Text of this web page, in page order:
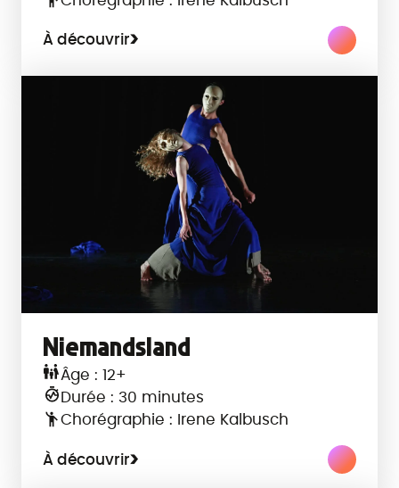
À découvrir
Niemandsland
Âge : 12+
Durée : 30 minutes
Chorégraphie : Irene Kalbusch
À découvrir